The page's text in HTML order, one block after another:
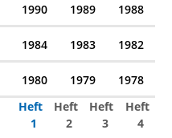
1990 1989 1988
1984 1983 1982
1980 1979 1978
Heft
1
Heft
2
Heft
3
Heft
4